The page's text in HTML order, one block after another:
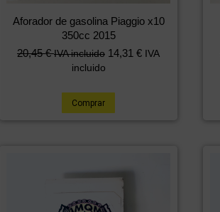
Aforador de gasolina Piaggio x10
350cc 2015
20,45€ IVA incluido 14,31 € IVA
incluido
Comprar